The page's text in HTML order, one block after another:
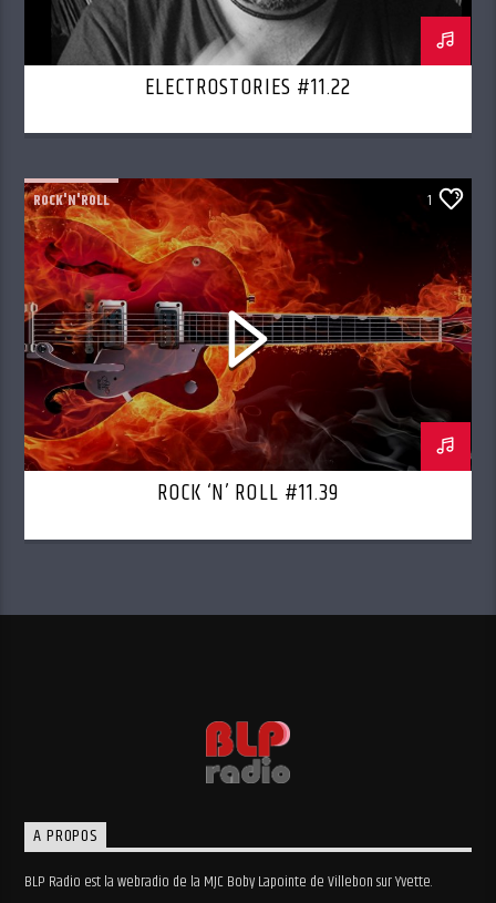
ELECTROSTORIES #11.22
ROCK'N'ROLL 1
ROCK ‘N’ ROLL #11.39
A PROPOS
BLP Radio est la webradio de la MJC Boby Lapointe de Villebon sur Yvette.